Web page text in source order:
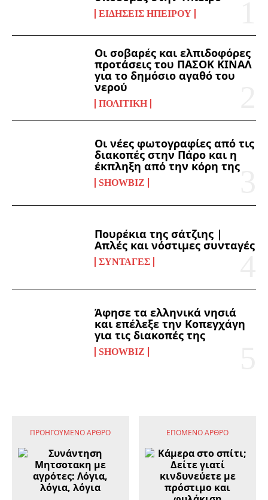
ΕΙΔΉΣΕΙΣ ΗΠΕΊΡΟΥ
Οι σοβαρές και ελπιδοφόρες
προτάσεις του ΠΑΣΟΚ ΚΙΝΑΛ
για το δημόσιο αγαθό του
νερού
ΠΟΛΙΤΙΚΉ
Οι νέες φωτογραφίες από τις
διακοπές στην Πάρο και η
έκπληξη από την κόρη της
SHOWBIZ
Πουρέκια της σάτζιης |
Απλές και νόστιμες συνταγές
ΣΥΝΤΑΓΈΣ
Άφησε τα ελληνικά νησιά
και επέλεξε την Κοπεγχάγη
για τις διακοπές της
SHOWBIZ
ΠΡΟΗΓΟΎΜΕΝΟ ΆΡΘΡΟ ΕΠΌΜΕΝΟ ΆΡΘΡΟ